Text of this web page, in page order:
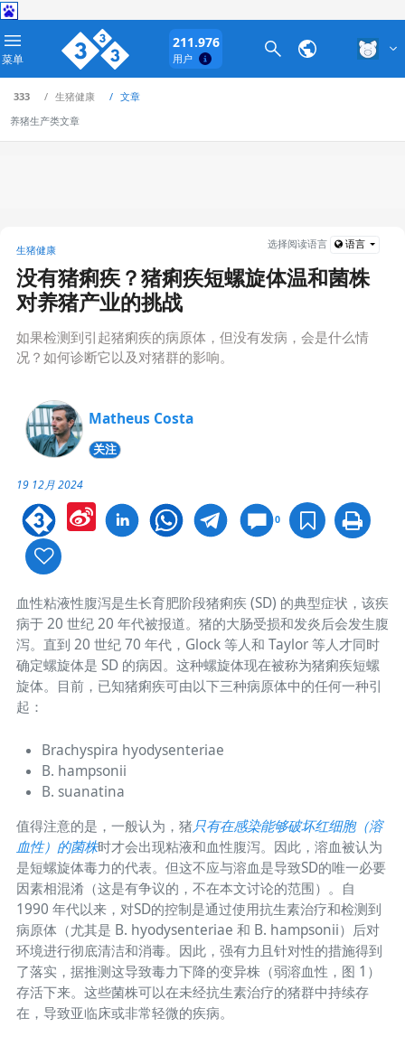
菜单
211.976
用户
333 生猪健康
文章
养猪生产类文章
选择阅读语言 语言
生猪健康
没有猪痢疾？猪痢疾短螺旋体温和菌株
对养猪产业的挑战
如果检测到引起猪痢疾的病原体，但没有发病，会是什么情
况？如何诊断它以及对猪群的影响。
Matheus Costa
关注
19 12月 2024
Sina
Weibo
0
血性粘液性腹泻是生长育肥阶段猪痢疾 (SD) 的典型症状，该疾
病于 20 世纪 20 年代被报道。猪的大肠受损和发炎后会发生腹
泻。直到 20 世纪 70 年代，Glock 等人和 Taylor 等人才同时
确定螺旋体是 SD 的病因。这种螺旋体现在被称为猪痢疾短螺
旋体。目前，已知猪痢疾可由以下三种病原体中的任何一种引
起：
Brachyspira hyodysenteriae
B. hampsonii
B. suanatina
值得注意的是，一般认为，猪只有在感染能够破坏红细胞（溶
血性）的菌株时才会出现粘液和血性腹泻。因此，溶血被认为
是短螺旋体毒力的代表。但这不应与溶血是导致SD的唯一必要
因素相混淆（这是有争议的，不在本文讨论的范围）。自
1990 年代以来，对SD的控制是通过使用抗生素治疗和检测到
病原体（尤其是 B. hyodysenteriae 和 B. hampsonii）后对
环境进行彻底清洁和消毒。因此，强有力且针对性的措施得到
了落实，据推测这导致毒力下降的变异株（弱溶血性，图 1）
存活下来。这些菌株可以在未经抗生素治疗的猪群中持续存
在，导致亚临床或非常轻微的疾病。